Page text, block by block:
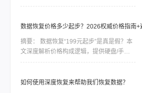
和珍贵回忆。然而，有时候由于误操作或其
录，这无疑会给我们的生活带来不便。幸运
时还有第三方工具可以帮助我们恢复已删除
的聊天记录。那么不小心删除微信聊天记录
数据恢复价格多少起步？2026权威价格指南+
摘要：
文深度解析价格构成逻辑，提供硬盘/手机/
服务器等10+场景真实报价（附2026市场调
谱机构。文末重点提供：误删除/误格式化
如何使用深度恢复来帮助我们恢复数据？